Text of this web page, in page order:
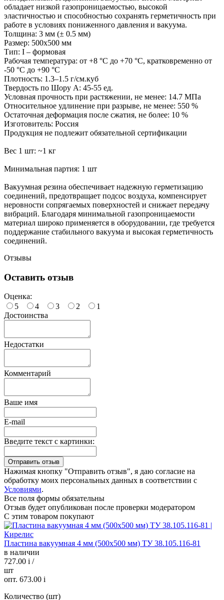
обладает низкой газопроницаемостью, высокой
эластичностью и способностью сохранять герметичность при
работе в условиях пониженного давления и вакуума.
Толщина: 3 мм (± 0.5 мм)
Размер: 500х500 мм
Тип: I – формовая
Рабочая температура: от +8 °С до +70 °С, кратковременно от
-50 °С до +90 °С
Плотность: 1.3–1.5 г/см.куб
Твердость по Шору А: 45-55 ед.
Условная прочность при растяжении, не менее: 14.7 МПа
Относительное удлинение при разрыве, не менее: 550 %
Остаточная деформация после сжатия, не более: 10 %
Изготовитель: Россия
Продукция не подлежит обязательной сертификации
Вес 1 шт: ~1 кг
Минимальная партия: 1 шт
Вакуумная резина обеспечивает надежную герметизацию
соединений, предотвращает подсос воздуха, компенсирует
неровности сопрягаемых поверхностей и снижает передачу
вибраций. Благодаря минимальной газопроницаемости
материал широко применяется в оборудовании, где требуется
поддержание стабильного вакуума и высокая герметичность
соединений.
Отзывы
Оставить отзыв
Оценка:
5
4 3 2
1
Достоинства
Недостатки
Комментарий
Ваше имя
E-mail
Введите текст с картинки:
Нажимая кнопку "Отправить отзыв", я даю согласие на
обработку моих персональных данных в соответствии с
Условиями.
Все поля формы обязательны
Отзыв будет опубликован после проверки модератором
С этим товаром покупают
Пластина вакуумная 4 мм (500х500 мм) ТУ 38.105.116-81
в наличии
727.00 i /
шт
опт. 673.00 i
Количество (шт)